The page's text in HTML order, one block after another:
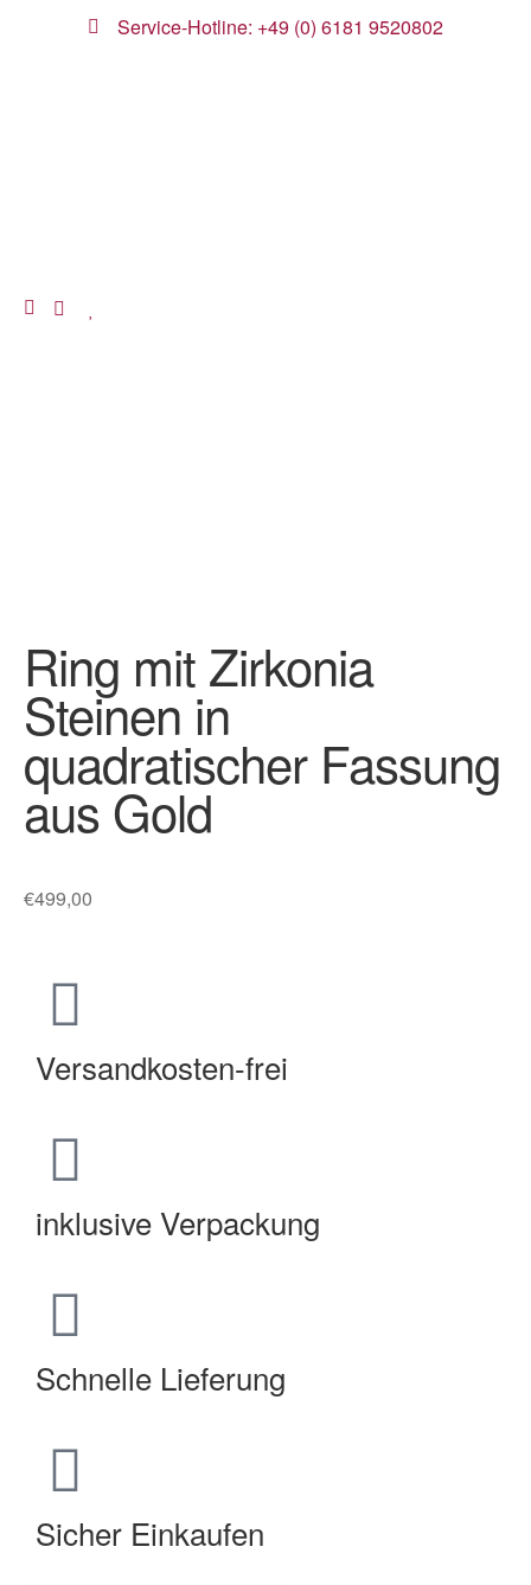
Service-Hotline: +49 (0) 6181 9520802
Ring mit Zirkonia
Steinen in
quadratischer Fassung
aus Gold
€499,00
Versandkosten-frei
inklusive Verpackung
Schnelle Lieferung
Sicher Einkaufen